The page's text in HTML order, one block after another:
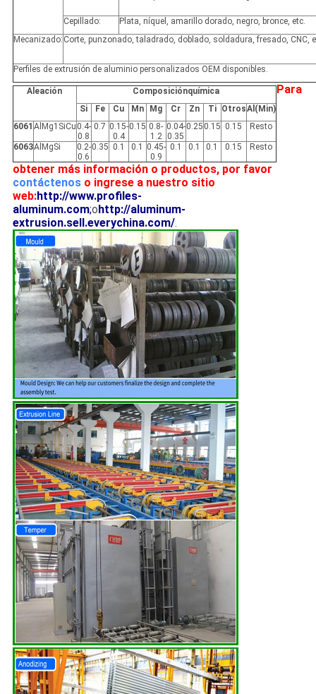
Cepillado:
Plata, níquel, amarillo dorado, negro, bronce, etc.
Mecanizado: Corte, punzonado, taladrado, doblado, soldadura, fresado, CNC,
Perfiles de extrusión de aluminio personalizados OEM disponibles.
Aleación
Composiciónquímica
Si
Fe Cu Mn Mg Cr Zn Ti OtrosAl(Min)
6061 AlMg1SiCu 0.4-
0.8
0.7 0.15-
0.4
0.15 0.8-
1.2
0.04-
0.35
0.25 0.15 0.15 Resto
6063AlMgSi
0.2-
0.6
0.35 0.1 0.1
0.45-
0.9
0.1 0.1 0.1 0.15 Resto
Para
obtener más información o productos, por favor
contáctenoso ingrese a nuestro sitio
web:http://www.profiles-
aluminum.com;ohttp://aluminum-
extrusion.sell.everychina.com/.